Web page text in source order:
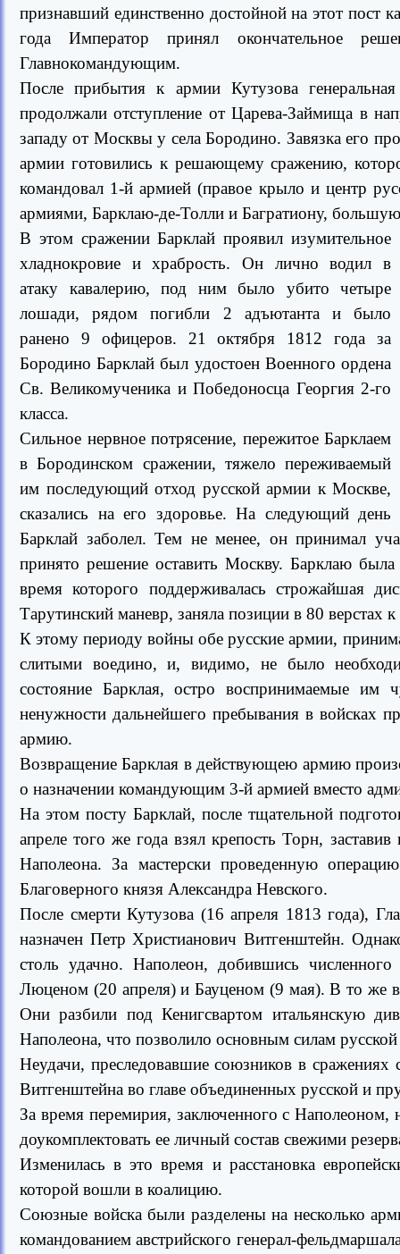
признавший единственно достойной на этот пост
года Император принял окончательное
Главнокомандующим.
После прибытия к армии Кутузова
продолжали отступление от Царева-Займища в
западу от Москвы у села Бородино. Завязка его
армии готовились к решающему сражению,
командовал 1-й армией (правое крыло и центр
армиями, Барклаю-де-Толли и Багратиону, большую
В этом сражении Барклай проявил изумительное
хладнокровие и храбрость. Он лично водил в
атаку кавалерию, под ним было убито четыре
лошади, рядом погибли 2 адъютанта и было
ранено 9 офицеров. 21 октября 1812 года за
Бородино Барклай был удостоен Военного ордена
Св. Великомученика и Победоносца Георгия 2-го
класса.
Сильное нервное потрясение, пережитое Барклаем
в Бородинском сражении, тяжело переживаемый
им последующий отход русской армии к Москве,
сказались на его здоровье. На следующий день
Барклай заболел. Тем не менее, он принимал
принято решение оставить Москву. Барклаю
время которого поддерживалась строжайшая
Тарутинский маневр, заняла позиции в 80 верстах
К этому периоду войны обе русские армии,
слитыми воедино, и, видимо, не было
состояние Барклая, остро воспринимаемые им
ненужности дальнейшего пребывания в войсках
армию.
Возвращение Барклая в действующею армию
о назначении командующим 3-й армией вместо
На этом посту Барклай, после тщательной
апреле того же года взял крепость Торн,
Наполеона. За мастерски проведенную
Благоверного князя Александра Невского.
После смерти Кутузова (16 апреля 1813 года),
назначен Петр Христианович Витгенштейн.
столь удачно. Наполеон, добившись
Люценом (20 апреля) и Бауценом (9 мая). В то же
Они разбили под Кенигсвартом итальянскую
Наполеона, что позволило основным силам
Неудачи, преследовавшие союзников в
Витгенштейна во главе объединенных русской и
За время перемирия, заключенного с
доукомплектовать ее личный состав свежими
Изменилась в это время и расстановка
которой вошли в коалицию.
Союзные войска были разделены на несколько
командованием австрийского генерал-